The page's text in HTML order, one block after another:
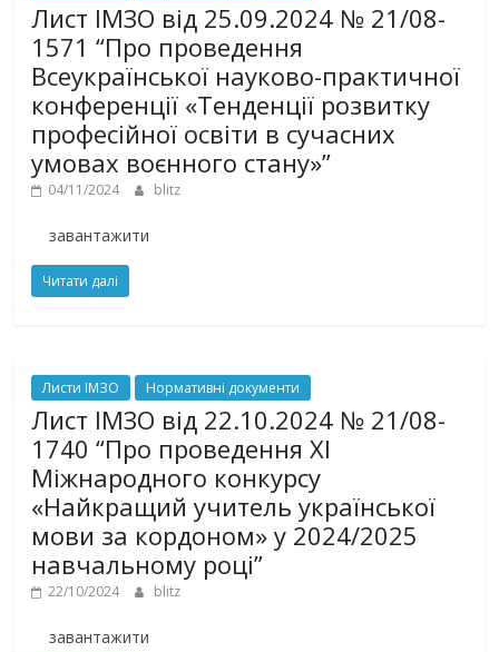
Лист ІМЗО від 25.09.2024 № 21/08-
1571 “Про проведення
Всеукраїнської науково-практичної
конференції «Тенденції розвитку
професійної освіти в сучасних
умовах воєнного стану»”
04/11/2024 blitz
завантажити
Читати далі
Листи ІМЗО Нормативні документи
Лист ІМЗО від 22.10.2024 № 21/08-
1740 “Про проведення ХІ
Міжнародного конкурсу
«Найкращий учитель української
мови за кордоном» у 2024/2025
навчальному році”
22/10/2024 blitz
завантажити